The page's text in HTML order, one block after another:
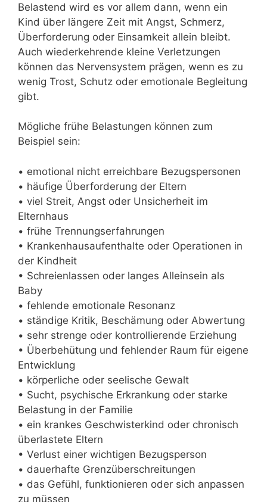
Belastend wird es vor allem dann, wenn ein
Kind über längere Zeit mit Angst, Schmerz,
Überforderung oder Einsamkeit allein bleibt.
Auch wiederkehrende kleine Verletzungen
können das Nervensystem prägen, wenn es zu
wenig Trost, Schutz oder emotionale Begleitung
gibt.
Mögliche frühe Belastungen können zum
Beispiel sein:
• emotional nicht erreichbare Bezugspersonen
• häufige Überforderung der Eltern
• viel Streit, Angst oder Unsicherheit im
Elternhaus
• frühe Trennungserfahrungen
• Krankenhausaufenthalte oder Operationen in
der Kindheit
• Schreienlassen oder langes Alleinsein als
Baby
• fehlende emotionale Resonanz
• ständige Kritik, Beschämung oder Abwertung
• sehr strenge oder kontrollierende Erziehung
• Überbehütung und fehlender Raum für eigene
Entwicklung
• körperliche oder seelische Gewalt
• Sucht, psychische Erkrankung oder starke
Belastung in der Familie
• ein krankes Geschwisterkind oder chronisch
überlastete Eltern
• Verlust einer wichtigen Bezugsperson
• dauerhafte Grenzüberschreitungen
• das Gefühl, funktionieren oder sich anpassen
zu müssen